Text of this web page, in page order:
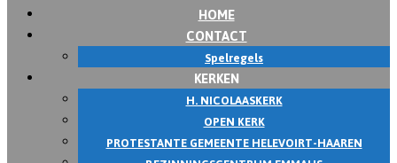
HOME
CONTACT
Spelregels
KERKEN
H. NICOLAASKERK
OPEN KERK
PROTESTANTE GEMEENTE HELEVOIRT-HAAREN